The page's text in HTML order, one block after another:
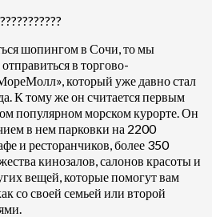
шопингом в Сочи, то мы
в торгово-
который уже давно стал
К тому же он считается первым
популярном морском курорте. Он
в нем парковки на 2200
и ресторанчиков, более 350
кинозалов, салонов красоты и
вещей, которые помогут вам
со своей семьей или второй